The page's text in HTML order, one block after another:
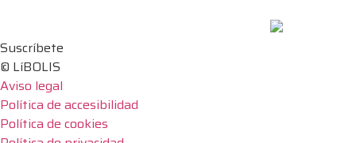
Suscríbete
© LíBOLIS
Aviso legal
Política de accesibilidad
Política de cookies